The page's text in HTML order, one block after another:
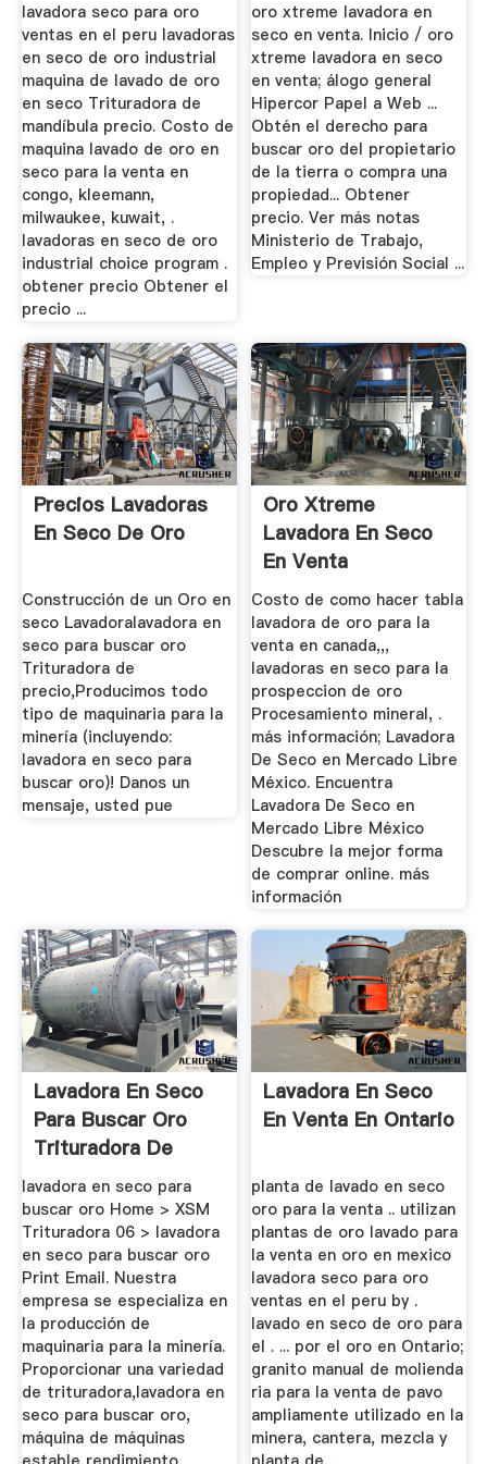
lavadora seco para oro
ventas en el peru lavadoras
en seco de oro industrial
maquina de lavado de oro
en seco Trituradora de
mandíbula precio. Costo de
maquina lavado de oro en
seco para la venta en
congo, kleemann,
milwaukee, kuwait, .
lavadoras en seco de oro
industrial choice program .
obtener precio Obtener el
precio ...
oro xtreme lavadora en
seco en venta. Inicio / oro
xtreme lavadora en seco
en venta; álogo general
Hipercor Papel a Web ...
Obtén el derecho para
buscar oro del propietario
de la tierra o compra una
propiedad... Obtener
precio. Ver más notas
Ministerio de Trabajo,
Empleo y Previsión Social ...
Precios Lavadoras
En Seco De Oro
Construcción de un Oro en
seco Lavadoralavadora en
seco para buscar oro
Trituradora de
precio,Producimos todo
tipo de maquinaria para la
minería (incluyendo:
lavadora en seco para
buscar oro)! Danos un
mensaje, usted pue
Oro Xtreme
Lavadora En Seco
En Venta
Costo de como hacer tabla
lavadora de oro para la
venta en canada,,,
lavadoras en seco para la
prospeccion de oro
Procesamiento mineral, .
más información; Lavadora
De Seco en Mercado Libre
México. Encuentra
Lavadora De Seco en
Mercado Libre México
Descubre la mejor forma
de comprar online. más
información
Lavadora En Seco
Para Buscar Oro
Trituradora De
Precio ...
lavadora en seco para
buscar oro Home > XSM
Trituradora 06 > lavadora
en seco para buscar oro
Print Email. Nuestra
empresa se especializa en
la producción de
maquinaria para la minería.
Proporcionar una variedad
de trituradora,lavadora en
seco para buscar oro,
máquina de máquinas
Lavadora En Seco
En Venta En Ontario
planta de lavado en seco
oro para la venta .. utilizan
plantas de oro lavado para
la venta en oro en mexico
lavadora seco para oro
ventas en el peru by .
lavado en seco de oro para
el . ... por el oro en Ontario;
granito manual de molienda
ria para la venta de pavo
ampliamente utilizado en la
minera, cantera, mezcla y